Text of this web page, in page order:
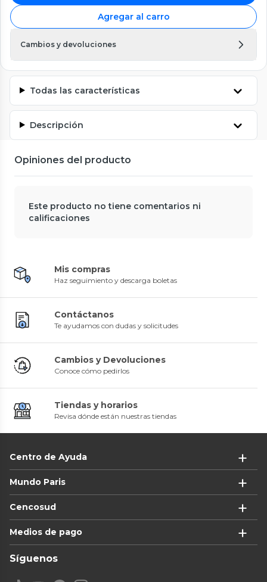
Agregar al carro
Cambios y devoluciones
Todas las características
Descripción
Opiniones del producto
Este producto no tiene comentarios ni
calificaciones
Mis compras
Haz seguimiento y descarga boletas
Contáctanos
Te ayudamos con dudas y solicitudes
Cambios y Devoluciones
Conoce cómo pedirlos
Tiendas y horarios
Revisa dónde están nuestras tiendas
Centro de Ayuda
Mundo Paris
Cencosud
Medios de pago
Síguenos